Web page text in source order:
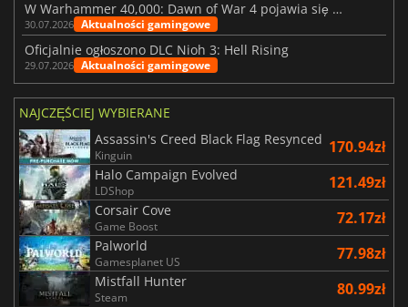
W Warhammer 40,000: Dawn of War 4 pojawia się frakcja Nekronów
30.07.2026 Aktualności gamingowe
Oficjalnie ogłoszono DLC Nioh 3: Hell Rising
29.07.2026 Aktualności gamingowe
NAJCZĘŚCIEJ WYBIERANE
Assassin's Creed Black Flag Resynced
Kinguin 170.94zł
Halo Campaign Evolved
LDShop 121.49zł
Corsair Cove
Game Boost 72.17zł
Palworld
Gamesplanet US 77.98zł
Mistfall Hunter
Steam 80.99zł